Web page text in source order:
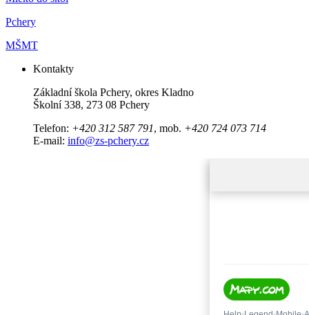
Pchery
MŠMT
Kontakty
Základní škola Pchery, okres Kladno
Školní 338, 273 08 Pchery
Telefon: +420 312 587 791, mob. +420 724 073 714
E-mail: info@zs-pchery.cz